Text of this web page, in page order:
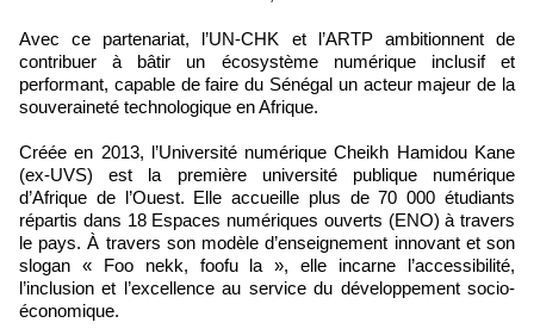
Avec ce partenariat, l’UN-CHK et l’ARTP ambitionnent de
contribuer à bâtir un écosystème numérique inclusif et
performant, capable de faire du Sénégal un acteur majeur de la
souveraineté technologique en Afrique.
Créée en 2013, l’Université numérique Cheikh Hamidou Kane
(ex-UVS) est la première université publique numérique
d’Afrique de l’Ouest. Elle accueille plus de 70 000 étudiants
répartis dans 18 Espaces numériques ouverts (ENO) à travers
le pays. À travers son modèle d’enseignement innovant et son
slogan « Foo nekk, foofu la », elle incarne l’accessibilité,
l’inclusion et l’excellence au service du développement socio-
économique.